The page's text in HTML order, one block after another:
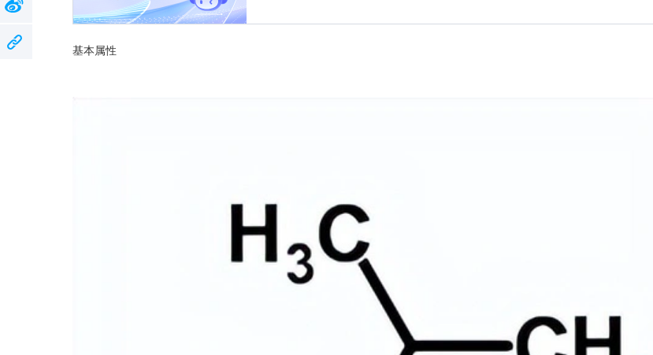
基本属性